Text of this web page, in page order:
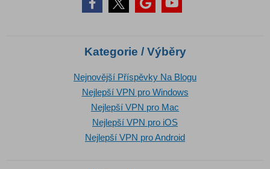
Kategorie / Výběry
Nejnovější Příspěvky Na Blogu
Nejlepší VPN pro Windows
Nejlepší VPN pro Mac
Nejlepší VPN pro iOS
Nejlepší VPN pro Android